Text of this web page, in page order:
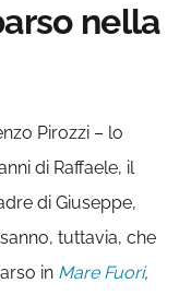
nella
Pirozzi – lo
di Raffaele, il
di Giuseppe,
tuttavia, che
in Mare Fuori,